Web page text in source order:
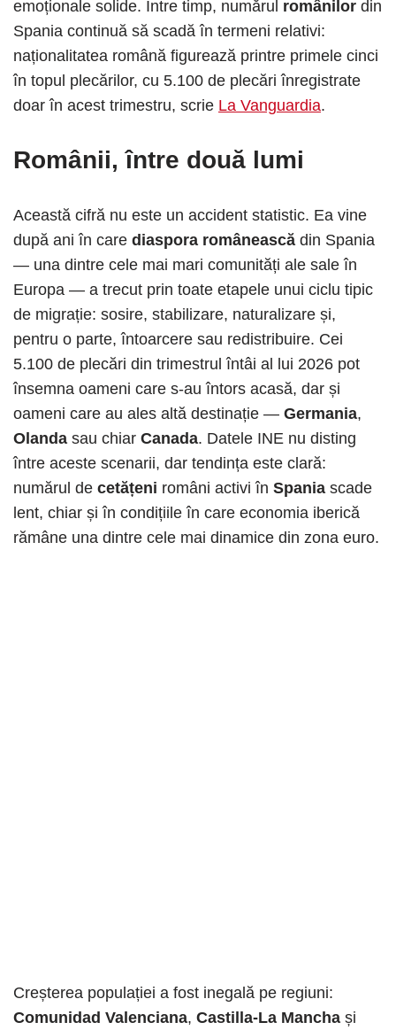
emoționale solide. Între timp, numărul românilor din
Spania continuă să scadă în termeni relativi:
naționalitatea română figurează printre primele cinci
în topul plecărilor, cu 5.100 de plecări înregistrate
doar în acest trimestru, scrie La Vanguardia.
Românii, între două lumi
Această cifră nu este un accident statistic. Ea vine
după ani în care diaspora românească din Spania
— una dintre cele mai mari comunități ale sale în
Europa — a trecut prin toate etapele unui ciclu tipic
de migrație: sosire, stabilizare, naturalizare și,
pentru o parte, întoarcere sau redistribuire. Cei
5.100 de plecări din trimestrul întâi al lui 2026 pot
însemna oameni care s-au întors acasă, dar și
oameni care au ales altă destinație — Germania,
Olanda sau chiar Canada. Datele INE nu disting
între aceste scenarii, dar tendința este clară:
numărul de cetățeni români activi în Spania scade
lent, chiar și în condițiile în care economia iberică
rămâne una dintre cele mai dinamice din zona euro.
Creșterea populației a fost inegală pe regiuni:
Comunidad Valenciana, Castilla-La Mancha și